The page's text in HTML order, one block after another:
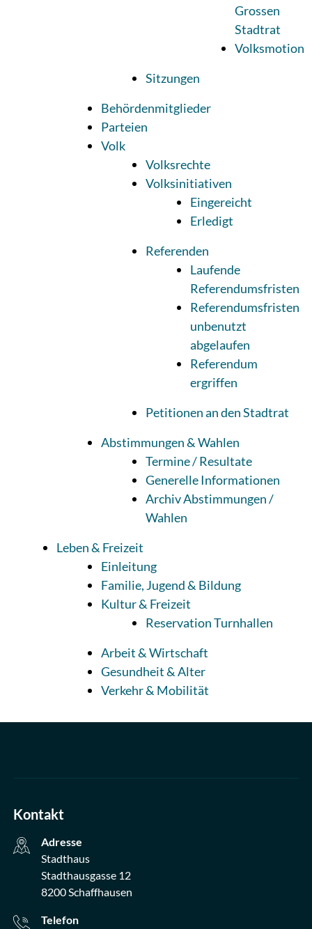
Grossen
Stadtrat
Volksmotion
Sitzungen
Behördenmitglieder
Parteien
Volk
Volksrechte
Volksinitiativen
Eingereicht
Erledigt
Referenden
Laufende
Referendumsfristen
Referendumsfristen
unbenutzt
abgelaufen
Referendum
ergriffen
Petitionen an den Stadtrat
Abstimmungen & Wahlen
Termine / Resultate
Generelle Informationen
Archiv Abstimmungen /
Wahlen
Leben & Freizeit
Einleitung
Familie, Jugend & Bildung
Kultur & Freizeit
Reservation Turnhallen
Arbeit & Wirtschaft
Gesundheit & Alter
Verkehr & Mobilität
Kontakt
Adresse
Stadthaus
Stadthausgasse 12
8200 Schaffhausen
Telefon